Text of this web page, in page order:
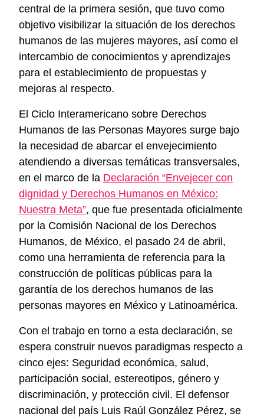
central de la primera sesión, que tuvo como
objetivo visibilizar la situación de los derechos
humanos de las mujeres mayores, así como el
intercambio de conocimientos y aprendizajes
para el establecimiento de propuestas y
mejoras al respecto.
El Ciclo Interamericano sobre Derechos
Humanos de las Personas Mayores surge bajo
la necesidad de abarcar el envejecimiento
atendiendo a diversas temáticas transversales,
en el marco de la Declaración “Envejecer con
dignidad y Derechos Humanos en México:
Nuestra Meta”, que fue presentada oficialmente
por la Comisión Nacional de los Derechos
Humanos, de México, el pasado 24 de abril,
como una herramienta de referencia para la
construcción de políticas públicas para la
garantía de los derechos humanos de las
personas mayores en México y Latinoamérica.
Con el trabajo en torno a esta declaración, se
espera construir nuevos paradigmas respecto a
cinco ejes: Seguridad económica, salud,
participación social, estereotipos, género y
discriminación, y protección civil. El defensor
nacional del país Luis Raúl González Pérez, se